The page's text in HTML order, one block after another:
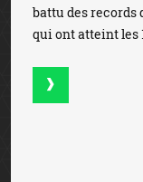
battu des records
qui ont atteint les